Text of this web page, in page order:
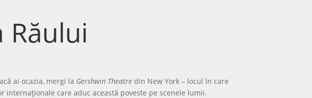
Răului
ai ocazia, mergi la Gershwin Theatre din New York – locul în care
internaționale care aduc această poveste pe scenele lumii.